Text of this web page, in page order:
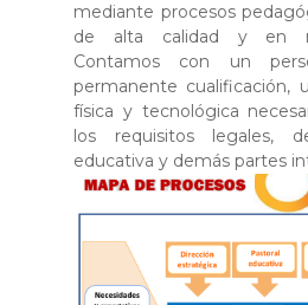
mediante procesos
de alta calidad y en
Contamos con un
permanente cualificación,
física y tecnológica
los requisitos legales,
educativa y demás partes